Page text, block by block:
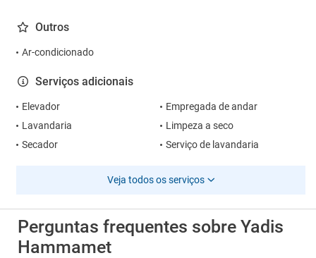
Outros
Ar-condicionado
Serviços adicionais
Elevador
Empregada de andar
Lavandaria
Limpeza a seco
Secador
Serviço de lavandaria
Veja todos os serviços
Perguntas frequentes sobre Yadis
Hammamet